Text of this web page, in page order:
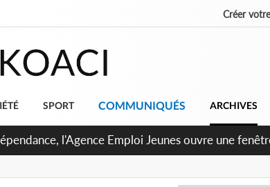
Créer
SPORT COMMUNIQUÉS ARCHIVES
les agents contractuels obtiennent un accord